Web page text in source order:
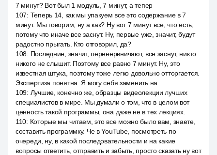
7 минут? Вот был 1 модуль, 7 минут, а тепер
107: Теперь 14, как мы упакуем все это содержание в 7
минут. Мы говорим, ну а как? Ну вот 7 минут все, что есть,
потому что иначе все заснут. Ну, первые уже, значит, будут
радостно прыгать. Кто отговорил, да?
108: Последние, значит, перенервничают, все заснут, никто
никого не слышит. Поэтому все равно 7 минут. Ну, это
известная штука, поэтому тоже легко довольно отторгается.
Экспертиза понятна. Я могу себя заменить на
109: Лучшие, конечно же, образцы видеолекции лучших
специалистов в мире. Мы думали о том, что в целом вот
ценность такой программы, она даже не в тех лекциях.
110: Которые мы читаем, это все можно было вам, знаете,
составить программку. Че в YouTube, посмотреть по
очереди, ну, в какой последовательности и на какие
вопросы ответить, отправить и забыть, просто сказать ну вот